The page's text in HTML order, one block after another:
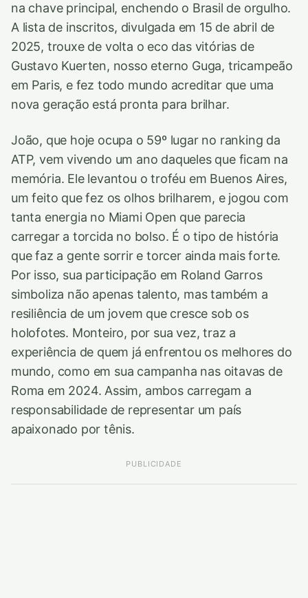
na chave principal, enchendo o Brasil de orgulho.
A lista de inscritos, divulgada em 15 de abril de
2025, trouxe de volta o eco das vitórias de
Gustavo Kuerten, nosso eterno Guga, tricampeão
em Paris, e fez todo mundo acreditar que uma
nova geração está pronta para brilhar.
João, que hoje ocupa o 59º lugar no ranking da
ATP, vem vivendo um ano daqueles que ficam na
memória. Ele levantou o troféu em Buenos Aires,
um feito que fez os olhos brilharem, e jogou com
tanta energia no Miami Open que parecia
carregar a torcida no bolso. É o tipo de história
que faz a gente sorrir e torcer ainda mais forte.
Por isso, sua participação em Roland Garros
simboliza não apenas talento, mas também a
resiliência de um jovem que cresce sob os
holofotes. Monteiro, por sua vez, traz a
experiência de quem já enfrentou os melhores do
mundo, como em sua campanha nas oitavas de
Roma em 2024. Assim, ambos carregam a
responsabilidade de representar um país
apaixonado por tênis.
PUBLICIDADE